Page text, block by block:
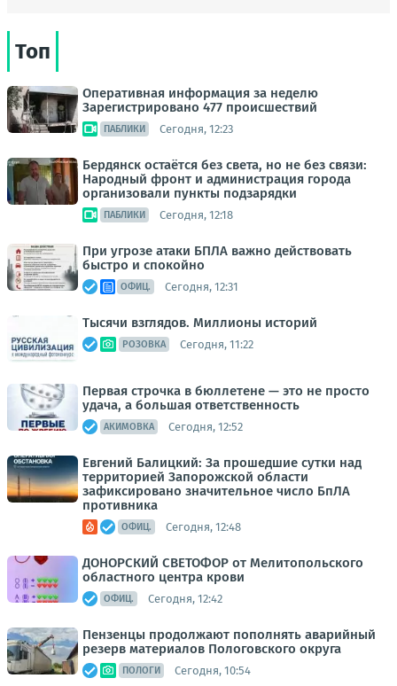
Топ
Оперативная информация за неделю
Зарегистрировано 477 происшествий
ПАБЛИКИ Сегодня, 12:23
Бердянск остаётся без света, но не без связи:
Народный фронт и администрация города
организовали пункты подзарядки
ПАБЛИКИ Сегодня, 12:18
При угрозе атаки БПЛА важно действовать
быстро и спокойно
ОФИЦ. Сегодня, 12:31
Тысячи взглядов. Миллионы историй
РОЗОВКА Сегодня, 11:22
Первая строчка в бюллетене — это не просто
удача, а большая ответственность
АКИМОВКА Сегодня, 12:52
Евгений Балицкий: За прошедшие сутки над
территорией Запорожской области
зафиксировано значительное число БпЛА
противника
ОФИЦ. Сегодня, 12:48
ДОНОРСКИЙ СВЕТОФОР от Мелитопольского
областного центра крови
ОФИЦ. Сегодня, 12:42
Пензенцы продолжают пополнять аварийный
резерв материалов Пологовского округа
ПОЛОГИ Сегодня, 10:54